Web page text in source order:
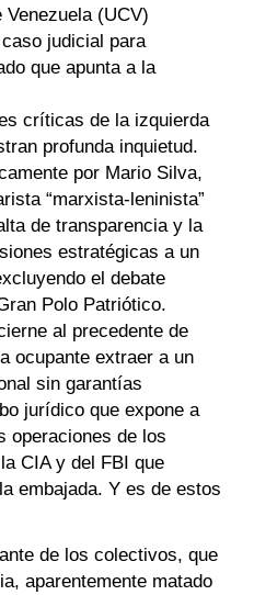
(UCV)
judicial para
que apunta a la
críticas de la izquierda
profunda inquietud.
por Mario Silva,
“marxista-leninista”
de transparencia y la
estratégicas a un
el debate
Polo Patriótico.
al precedente de
ocupante extraer a un
sin garantías
jurídico que expone a
operaciones de los
CIA y del FBI que
embajada. Y es de estos
de los colectivos, que
aparentemente matado